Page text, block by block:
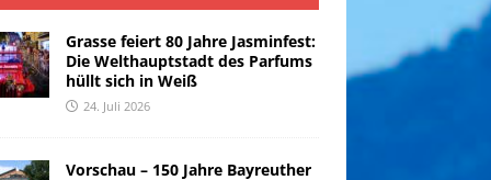
Grasse feiert 80 Jahre Jasminfest:
Die Welthauptstadt des Parfums
hüllt sich in Weiß
24. Juli 2026
Vorschau – 150 Jahre Bayreuther